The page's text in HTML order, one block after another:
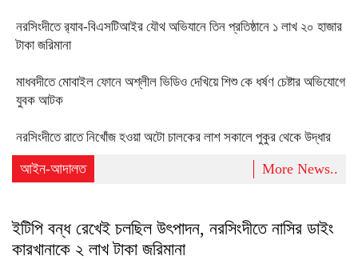
নরসিংদীতে র‍্যাব-বিএসটিআইর যৌথ অভিযানে তিন প্রতিষ্ঠানে ১ লাখ ২০ হাজার
টাকা জরিমানা
মাধবদীতে মোবাইল ফোনে অশ্লীল ভিডিও দেখিয়ে শিশু কে ধর্ষণ চেষ্টার অভিযোগে
যুবক আটক
নরসিংদীতে রাতে নিখোঁজ হওয়া অটো চালকের লাশ সকালে পুকুর থেকে উদ্ধার
আইন-আদালত More News..
ইটিপি বন্ধ রেখেই চলছিল উৎপাদন, নরসিংদীতে নাসির ডাইং
কারখানাকে ২ লাখ টাকা জরিমানা